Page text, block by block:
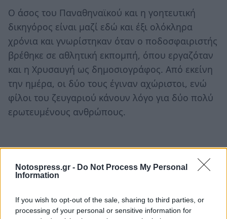
Notospress.gr - Do Not Process My Personal
Information
If you wish to opt-out of the sale, sharing to third parties, or
processing of your personal or sensitive information for
Ο άσος του Παναθηναϊκού και η γοητευτική
δικηγόρος είναι μαζί εδώ και έξι ολόκληρα
χρόνια και γνωρίστηκαν όταν ο ποδοσφαιριστής
βρέθηκε σε αθλητική εκπομπή, όπου εργαζόταν
και η Χρυσαυγή ως δημοσιογράφος. Από εκείνη
την ημέρα, οι δύο τους έγιναν αχώριστοι, ενώ
φίλοι του ζευγαριού κάνουν λόγο για δύο πολύ
ερωτευμένους ανθρώπους.
TAGS: ΚΟΣΜΙΚΑ